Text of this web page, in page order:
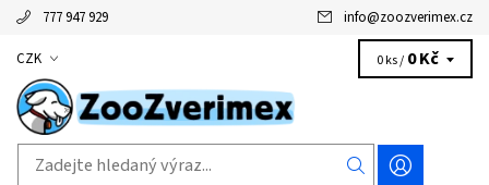
777 947 929 info@zoozverimex.cz
CZK 0 ks / 0 Kč